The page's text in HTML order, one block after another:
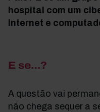
hospital com um
Internet e
E se…?
A questão vai
não chega sequer a